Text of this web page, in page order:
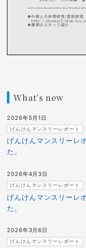
What’s new
げんけんマンスリーレ
た。
げんけんマンスリーレポート
2026年5月1日
げんけんマンスリーレ
た。
げんけんマンスリーレポート
2026年4月3日
げんけんマンスリーレポート
2026年3月6日